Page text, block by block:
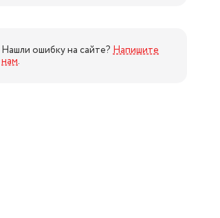
Нашли ошибку на сайте? Напишите
нам.